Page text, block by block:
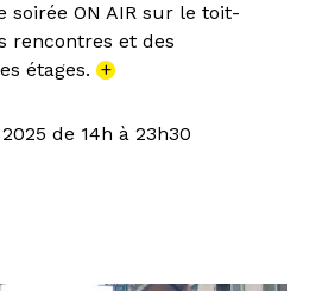
soirée ON AIR sur le toit-
rencontres et des
étages. +
de 14h à 23h30